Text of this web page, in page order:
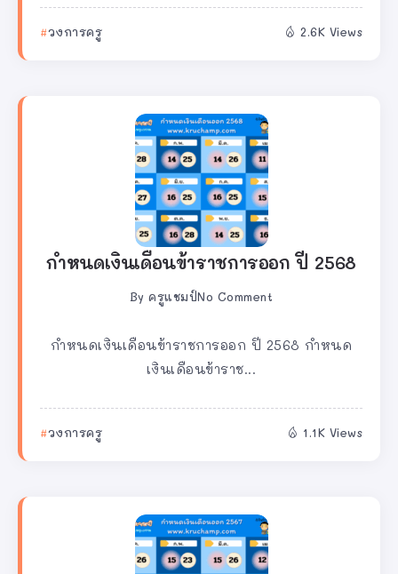
วงการครู 2.6K Views
กำหนดเงินเดือนข้าราชการออก ปี 2568
By ครูแชมป์No Comment
กำหนดเงินเดือนข้าราชการออก ปี 2568 กำหนด
เงินเดือนข้าราช...
วงการครู 1.1K Views